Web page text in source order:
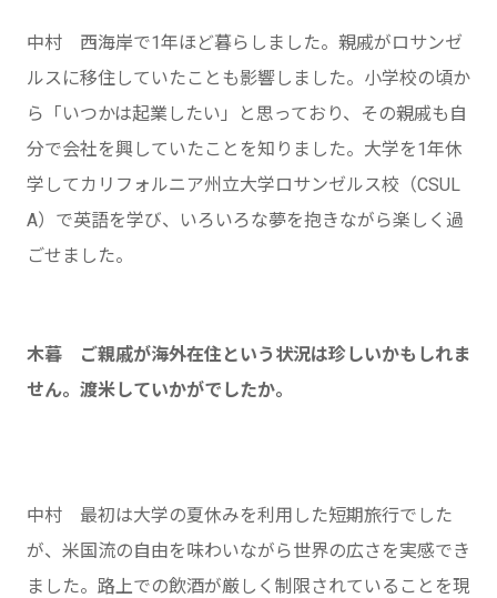
中村 西海岸で1年ほど暮らしました。親戚がロサンゼ
ルスに移住していたことも影響しました。小学校の頃か
ら「いつかは起業したい」と思っており、その親戚も自
分で会社を興していたことを知りました。大学を1年休
学してカリフォルニア州立大学ロサンゼルス校（CSUL
A）で英語を学び、いろいろな夢を抱きながら楽しく過
ごせました。
木暮 ご親戚が海外在住という状況は珍しいかもしれま
せん。渡米していかがでしたか。
中村 最初は大学の夏休みを利用した短期旅行でした
が、米国流の自由を味わいながら世界の広さを実感でき
ました。路上での飲酒が厳しく制限されていることを現